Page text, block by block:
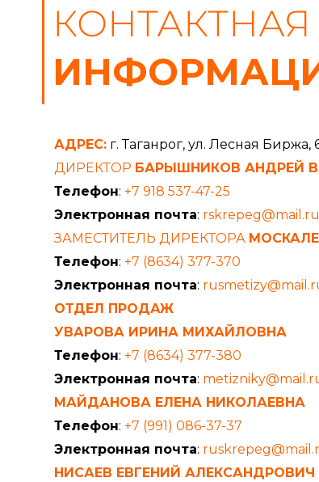
КОНТАКТНАЯ
АДРЕС: г. Таганрог, ул. Лесная Биржа,
ДИРЕКТОР БАРЫШНИКОВ АНДРЕЙ
Телефон: +7 918 537-47-25
Электронная почта: rskrepeg@mail.ru
ЗАМЕСТИТЕЛЬ ДИРЕКТОРА
Телефон: +7 (8634) 377-370
Электронная почта:
ОТДЕЛ ПРОДАЖ
УВАРОВА ИРИНА МИХАЙЛОВНА
Телефон: +7 (8634) 377-380
Электронная почта:
МАЙДАНОВА ЕЛЕНА НИКОЛАЕВНА
Телефон: +7 (991) 086-37-37
Электронная почта:
НИСАЕВ ЕВГЕНИЙ АЛЕКСАНДРОВИЧ